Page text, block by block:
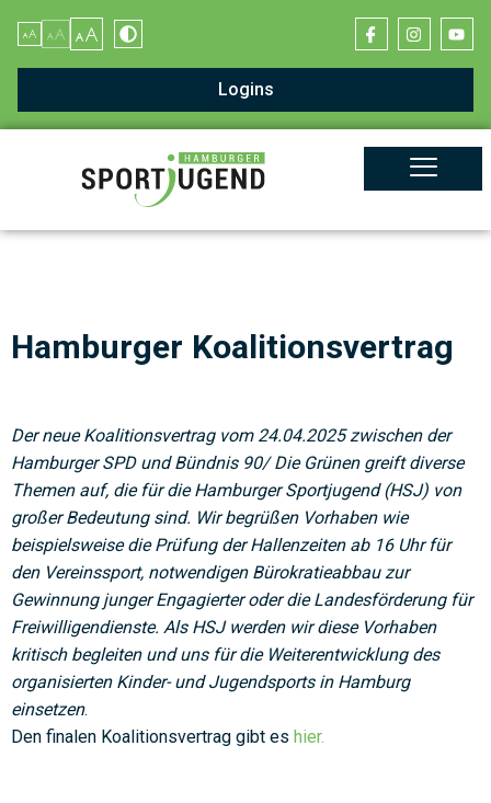
Logins
Hamburger Koalitionsvertrag
Der neue Koalitionsvertrag vom 24.04.2025 zwischen der
Hamburger SPD und Bündnis 90/ Die Grünen greift diverse
Themen auf, die für die Hamburger Sportjugend (HSJ) von
großer Bedeutung sind. Wir begrüßen Vorhaben wie
beispielsweise die Prüfung der Hallenzeiten ab 16 Uhr für
den Vereinssport, notwendigen Bürokratieabbau zur
Gewinnung junger Engagierter oder die Landesförderung für
Freiwilligendienste. Als HSJ werden wir diese Vorhaben
kritisch begleiten und uns für die Weiterentwicklung des
organisierten Kinder- und Jugendsports in Hamburg
einsetzen.
Den finalen Koalitionsvertrag gibt es hier.